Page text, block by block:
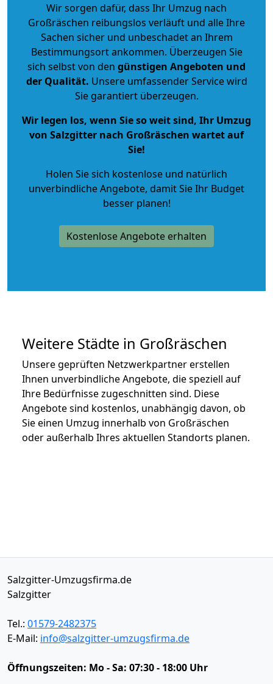
Wir sorgen dafür, dass Ihr Umzug nach
Großräschen reibungslos verläuft und alle Ihre
Sachen sicher und unbeschadet an Ihrem
Bestimmungsort ankommen. Überzeugen Sie
sich selbst von den günstigen Angeboten und
der Qualität. Unsere umfassender Service wird
Sie garantiert überzeugen.
Wir legen los, wenn Sie so weit sind, Ihr Umzug
von Salzgitter nach Großräschen wartet auf
Sie!
Holen Sie sich kostenlose und natürlich
unverbindliche Angebote, damit Sie Ihr Budget
besser planen!
Kostenlose Angebote erhalten
Weitere Städte in Großräschen
Unsere geprüften Netzwerkpartner erstellen
Ihnen unverbindliche Angebote, die speziell auf
Ihre Bedürfnisse zugeschnitten sind. Diese
Angebote sind kostenlos, unabhängig davon, ob
Sie einen Umzug innerhalb von Großräschen
oder außerhalb Ihres aktuellen Standorts planen.
Salzgitter-Umzugsfirma.de
Salzgitter
Tel.: 01579-2482375
E-Mail: info@salzgitter-umzugsfirma.de
Öffnungszeiten: Mo - Sa: 07:30 - 18:00 Uhr